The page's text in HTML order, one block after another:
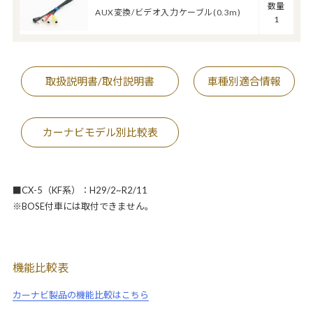
AUX変換/ビデオ入力ケーブル(0.3m)
数量
1
取扱説明書/取付説明書 車種別適合情報
カーナビモデル別比較表
■CX-5（KF系）：H29/2~R2/11
※BOSE付車には取付できません。
機能比較表
カーナビ製品の機能比較はこちら